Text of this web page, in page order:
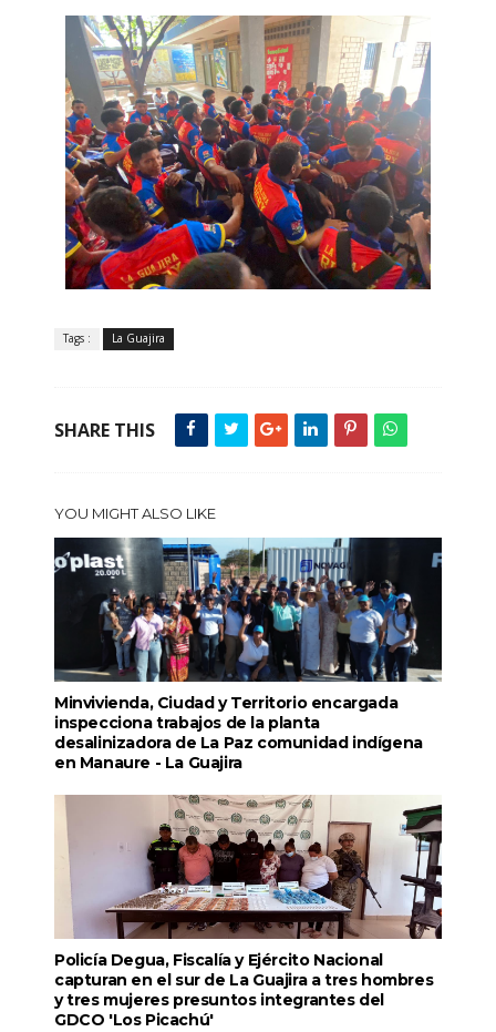
Tags : La Guajira
SHARE THIS
YOU MIGHT ALSO LIKE
Minvivienda, Ciudad y Territorio encargada
inspecciona trabajos de la planta
desalinizadora de La Paz comunidad indígena
en Manaure - La Guajira
Policía Degua, Fiscalía y Ejército Nacional
capturan en el sur de La Guajira a tres hombres
y tres mujeres presuntos integrantes del
GDCO 'Los Picachú'